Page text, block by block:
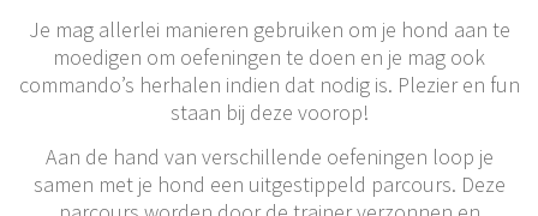
Je mag allerlei manieren gebruiken om je hond aan te
moedigen om oefeningen te doen en je mag ook
commando’s herhalen indien dat nodig is. Plezier en fun
staan bij deze voorop!
Aan de hand van verschillende oefeningen loop je
samen met je hond een uitgestippeld parcours. Deze